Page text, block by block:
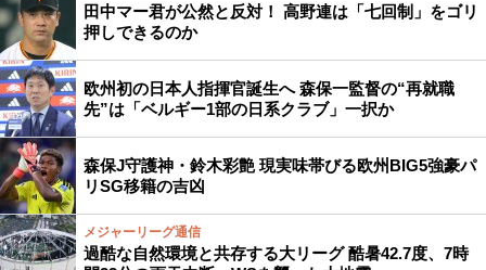
田中マー君が公然と反対！ 高野連は「七回制」をゴリ
押しできるのか
欧州初の日本人指揮官誕生へ 森保一監督の“再就職
先”は「ベルギー1部の日系クラブ」一択か
森保J守護神・鈴木彩艶 現実味帯びる欧州BIG5強豪パ
リSG移籍の吉凶
メジャーリーグ通信
過酷な自然環境と共存する大リーグ 酷暑42.7度、7時